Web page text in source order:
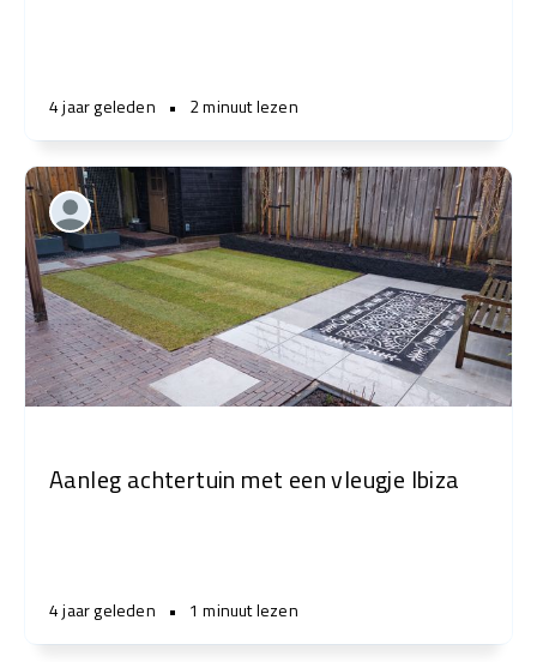
4 jaar geleden • 2 minuut lezen
Aanleg achtertuin met een vleugje Ibiza
4 jaar geleden • 1 minuut lezen